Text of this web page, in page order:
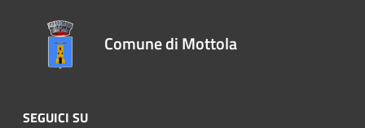
Comune di Mottola
SEGUICI SU